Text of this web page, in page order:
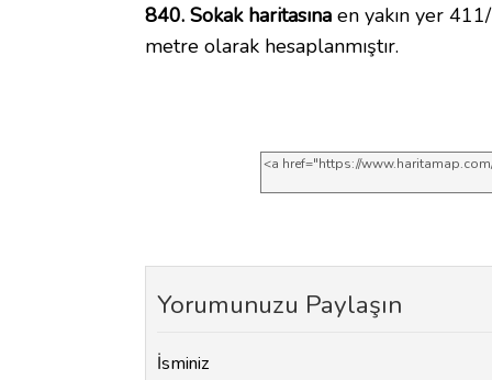
840. Sokak haritasına en yakın yer
metre olarak hesaplanmıştır.
Yorumunuzu Paylaşın
İsminiz